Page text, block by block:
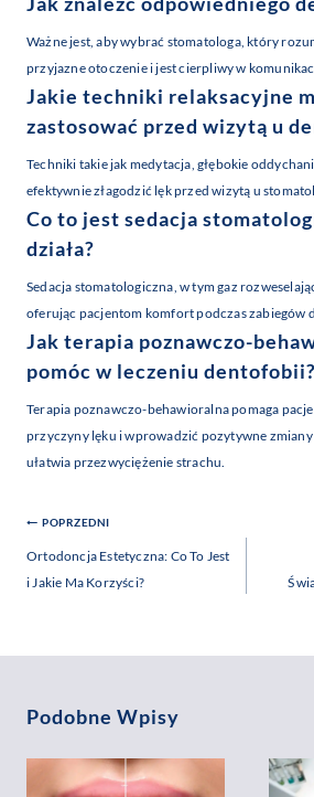
Ważne jest, aby wybrać stomatologa, który
przyjazne otoczenie i jest cierpliwy w
Jakie techniki relaksacyjne
zastosować przed wizytą u
Techniki takie jak medytacja, głębokie
efektywnie złagodzić lęk przed wizytą u
Co to jest sedacja
działa?
Sedacja stomatologiczna, w tym gaz
oferując pacjentom komfort podczas zabiegów
Jak terapia poznawczo-
pomóc w leczeniu dentofobii?
Terapia poznawczo-behawioralna pomaga
przyczyny lęku i wprowadzić pozytywne
ułatwia przezwyciężenie strachu.
Nawigacja
Wpisu
POPRZEDNI
Ortodoncja Estetyczna: Co To Jest
i Jakie Ma Korzyści?
Podobne Wpisy